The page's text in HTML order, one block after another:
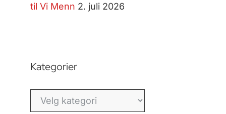
til Vi Menn 2. juli 2026
Kategorier
Kategorier